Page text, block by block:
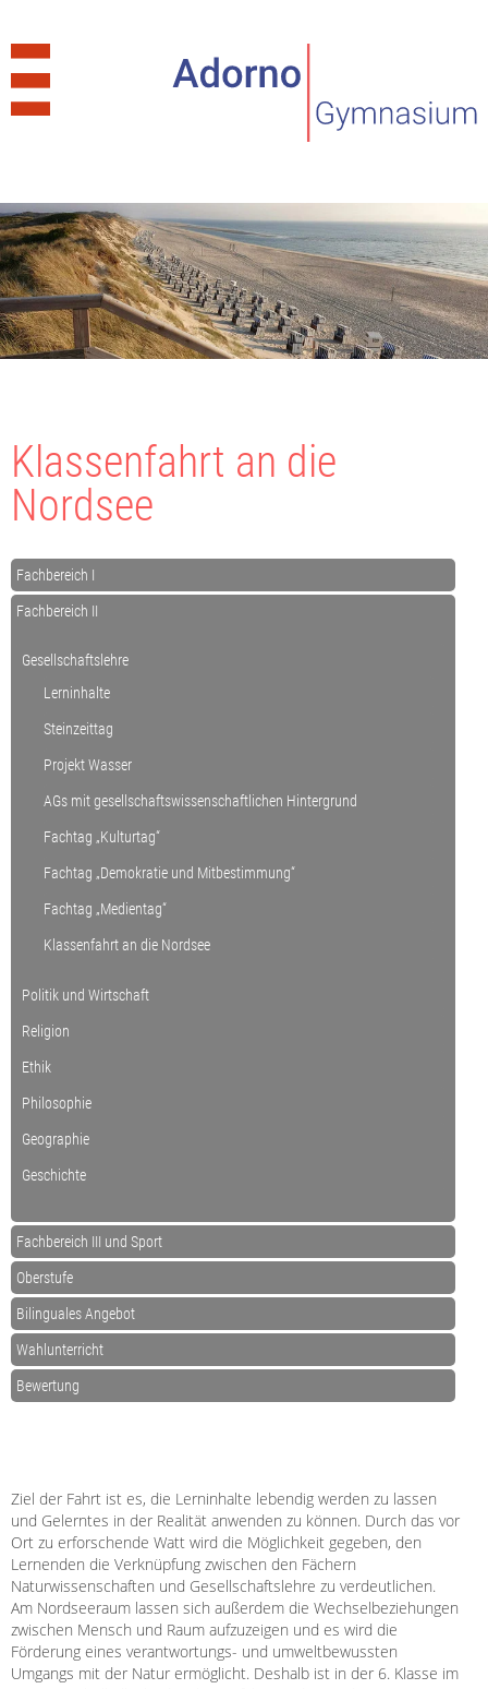
Klassenfahrt an die
Nordsee
Fachbereich I
Fachbereich II
Gesellschaftslehre
Lerninhalte
Steinzeittag
Projekt Wasser
AGs mit gesellschaftswissenschaftlichen Hintergrund
Fachtag „Kulturtag“
Fachtag „Demokratie und Mitbestimmung“
Fachtag „Medientag“
Klassenfahrt an die Nordsee
Politik und Wirtschaft
Religion
Ethik
Philosophie
Geographie
Geschichte
Fachbereich III und Sport
Oberstufe
Bilinguales Angebot
Wahlunterricht
Bewertung
Ziel der Fahrt ist es, die Lerninhalte lebendig werden zu lassen
und Gelerntes in der Realität anwenden zu können. Durch das vor
Ort zu erforschende Watt wird die Möglichkeit gegeben, den
Lernenden die Verknüpfung zwischen den Fächern
Naturwissenschaften und Gesellschaftslehre zu verdeutlichen.
Am Nordseeraum lassen sich außerdem die Wechselbeziehungen
zwischen Mensch und Raum aufzuzeigen und es wird die
Förderung eines verantwortungs- und umweltbewussten
Umgangs mit der Natur ermöglicht. Deshalb ist in der 6. Klasse im